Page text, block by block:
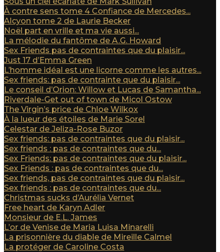
À contre sens tome 4 Confiance de Mercedes...
Alcyon tome 2 de Laurie Becker
Noël part en vrille et ma vie aussi...
La mélodie du fantôme de A.G. Howard
Sex Friends pas de contraintes que du plaisir...
Just 17 d’Emma Green
L’homme idéal est une licorne comme les autres...
Sex friends: pas de contrainte que du plaisir...
Le conseil d’Orion: Willow et Lucas de Samantha...
Riverdale-Get out of town de Micol Ostow
The Virgin’s price de Chloe Wilkox
À la lueur des étoiles de Marie Sorel
Celestar de Jeliza-Rose Buzor
Sex friends: pas de contraintes que du plaisir...
Sex friends : pas de contraintes que du...
Sex Friends: pas de contraintes que du plaisir...
Sex Friends : pas de contraintes que du...
Sex friends, pas de contraintes que du plaisir...
Sex friends : pas de contraintes que du...
Christmas sucks d’Aurélia Vernet
Free heart de Karyn Adler
Monsieur de E.L. James
L’or de Venise de Maria Luisa Minarelli
La prisonnière du diable de Mireille Calmel
La protéger de Caroline Costa